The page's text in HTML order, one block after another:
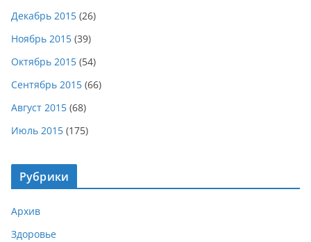
Декабрь 2015 (26)
Ноябрь 2015 (39)
Октябрь 2015 (54)
Сентябрь 2015 (66)
Август 2015 (68)
Июль 2015 (175)
Рубрики
Архив
Здоровье